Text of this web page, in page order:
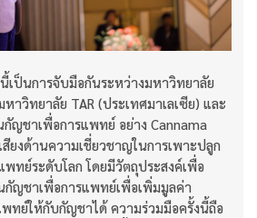
เป็นการจับมือกันระหว่างมหาวิทยาลัย
วิทยาลัย TAR (ประเทศมาเลเซีย) และ
ญชาเพื่อการแพทย์ อย่าง Cannama
ยงด้านความเชี่ยวชาญในการเพาะปลูก
ทย์ระดับโลก โดยมีวัตถุประสงค์เพื่อ
ญชาเพื่อการแพทย์เพื่อเพิ่มมูลค่า
ทย์ให้กับกัญชาได้ ความร่วมมือครั้งนี้ถือ